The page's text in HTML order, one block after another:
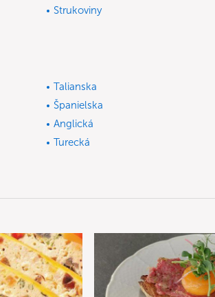
Strukoviny
Talianska
Španielska
Anglická
Turecká